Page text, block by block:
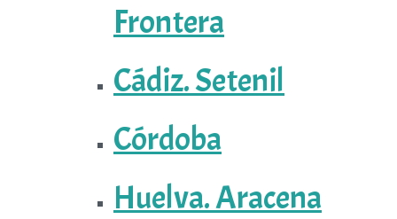
Frontera
Cádiz. Setenil
Córdoba
Huelva. Aracena